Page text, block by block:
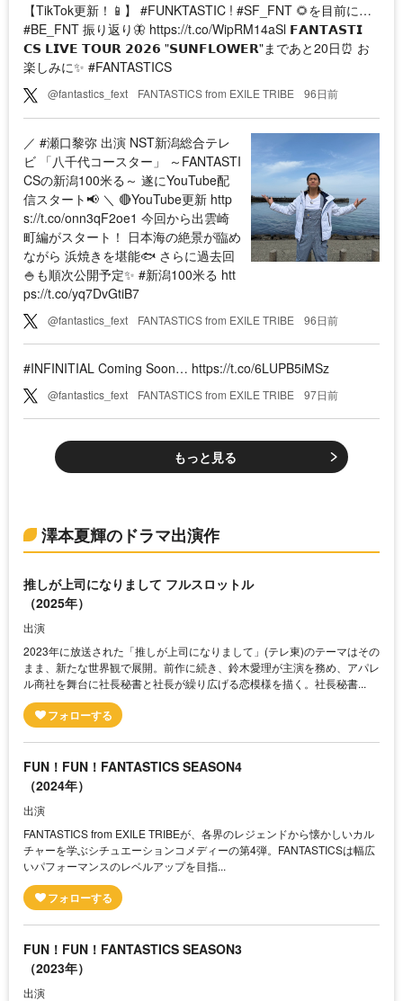
【TikTok更新！📱】 #FUNKTASTIC ! #SF_FNT 🌻を目前に…
#BE_FNT 振り返り🦋 https://t.co/WipRM14aSl 𝗙𝗔𝗡𝗧𝗔𝗦𝗧𝗜
𝗖𝗦 𝗟𝗜𝗩𝗘 𝗧𝗢𝗨𝗥 𝟮𝟬𝟮𝟲 "𝗦𝗨𝗡𝗙𝗟𝗢𝗪𝗘𝗥"まであと20日⏰ お
楽しみに✨ #FANTASTICS
@fantastics_fext FANTASTICS from EXILE TRIBE 96日前
／ #瀬口黎弥 出演 NST新潟総合テレ
ビ 「八千代コースター」 ～FANTASTI
CSの新潟100米る～ 遂にYouTube配
信スタート📢 ＼ 🔴YouTube更新 http
s://t.co/onn3qF2oe1 今回から出雲崎
町編がスタート！ 日本海の絶景が臨め
ながら 浜焼きを堪能🐟 さらに過去回
🍚も順次公開予定✨ #新潟100米る htt
ps://t.co/yq7DvGtiB7
@fantastics_fext FANTASTICS from EXILE TRIBE 96日前
#INFINITIAL Coming Soon… https://t.co/6LUPB5iMSz
@fantastics_fext FANTASTICS from EXILE TRIBE 97日前
もっと見る
澤本夏輝のドラマ出演作
推しが上司になりまして フルスロットル
（2025年）
出演
2023年に放送された「推しが上司になりまして」(テレ東)のテーマはその
まま、新たな世界観で展開。前作に続き、鈴木愛理が主演を務め、アパレ
ル商社を舞台に社長秘書と社長が繰り広げる恋模様を描く。社長秘書...
FUN！FUN！FANTASTICS SEASON4
（2024年）
出演
FANTASTICS from EXILE TRIBEが、各界のレジェンドから懐かしいカル
チャーを学ぶシチュエーションコメディーの第4弾。FANTASTICSは幅広
いパフォーマンスのレベルアップを目指...
FUN！FUN！FANTASTICS SEASON3
（2023年）
出演